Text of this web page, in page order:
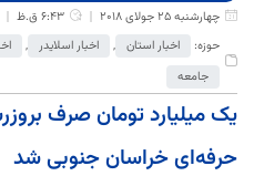
چهارشنبه 25 جولای 2018
6:43 ق.ظ
حوزه:
اخبار استان , اخبار اسلایدر ,
جامعه
یک میلیارد تومان صرف
حرفه‌ای خراسان جنوبی شد